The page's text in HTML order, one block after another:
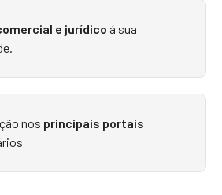
e jurídico á sua
nos principais portais